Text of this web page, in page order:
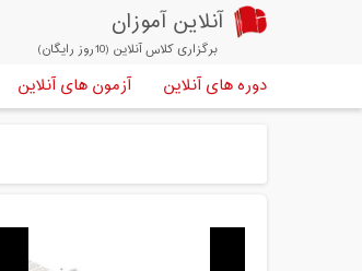
آنلاین آموزان
برگزاری کلاس آنلاین (10روز رایگان)
دوره های آنلاین آزمون های آنلاین